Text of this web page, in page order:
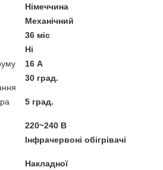
Німеччина
Механічний
36 міс
Ні
16 А
30 град.
5 град.
220~240 В
Інфрачервоні обігрівачі
Накладної